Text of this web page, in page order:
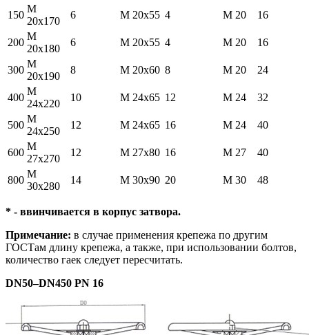
150
М
20х170
6 М 20х55 4 М 20 16
200
М
20х180
6 М 20х55 4 М 20 16
300
М
20х190
8 М 20х60 8 М 20 24
400
М
24х220
10 М 24х65 12 М 24 32
500
М
24х250
12 М 24х65 16 М 24 40
600
М
27х270
12 М 27х80 16 М 27 40
800
М
30х280
14 М 30х90 20 М 30 48
* - ввинчивается в корпус затвора.
Примечание: в случае применения крепежа по другим
ГОСТам длину крепежа, а также, при использовании болтов,
количество гаек следует пересчитать.
DN50–DN450 PN 16